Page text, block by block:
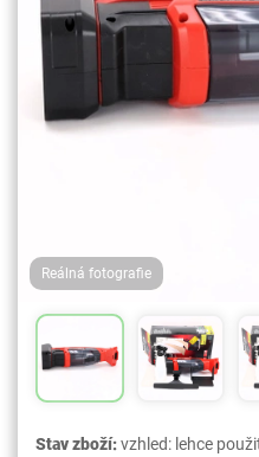
Reálná fotografie
Stav zboží:vzhled: lehce